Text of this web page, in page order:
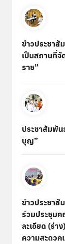
ข่าวประชา
เป็นสถานที่
ราช”
ประชาสัมพั
บุญ”
ข่าวประชา
ร่วมประชุม
ละเอียด (ร่
ความสะดว